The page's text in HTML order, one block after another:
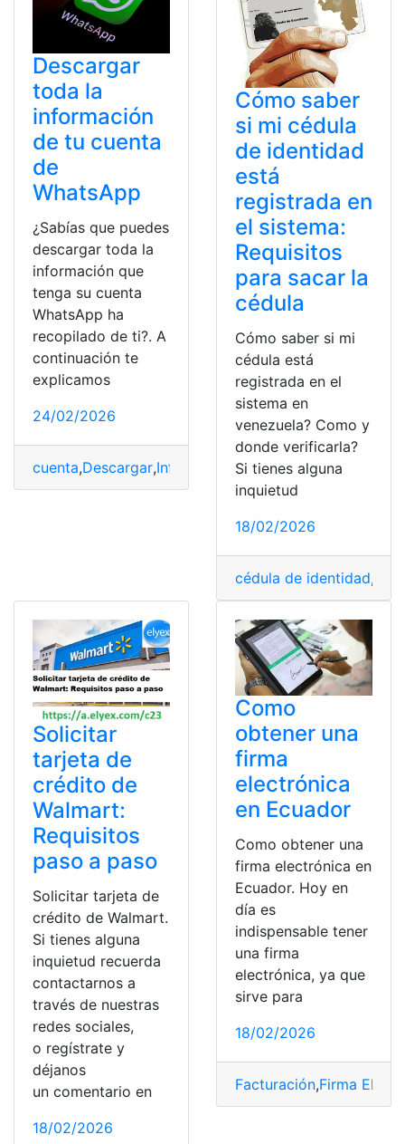
Descargar
toda la
información
de tu cuenta
de
WhatsApp
¿Sabías que puedes
descargar toda la
información que
tenga su cuenta
WhatsApp ha
recopilado de ti?. A
continuación te
explicamos
24/02/2026
cuenta,Descargar,Información,Informe Solicitud
Cómo saber
si mi cédula
de identidad
está
registrada en
el sistema:
Requisitos
para sacar la
cédula
Cómo saber si mi
cédula está
registrada en el
sistema en
venezuela? Como y
donde verificarla?
Si tienes alguna
inquietud
18/02/2026
cédula de identidad,
Solicitar
tarjeta de
crédito de
Walmart:
Requisitos
paso a paso
Solicitar tarjeta de
crédito de Walmart.
Si tienes alguna
inquietud recuerda
contactarnos a
través de nuestras
redes sociales,
o regístrate y
déjanos
un comentario en
18/02/2026
Como
obtener una
firma
electrónica
en Ecuador
Como obtener una
firma electrónica en
Ecuador. Hoy en
día es
indispensable tener
una firma
electrónica, ya que
sirve para
18/02/2026
Facturación,Firma